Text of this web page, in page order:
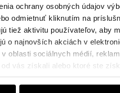
ochrany osobných údajov
odmietnuť kliknutím na
tiež aktivitu používateľov, aby
o najnovších akciách v
oblasti sociálnych médií,
vás získali alebo ktoré ste